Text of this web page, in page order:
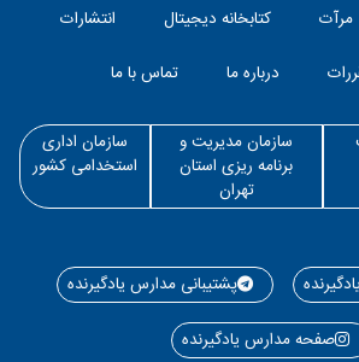
مرآت کتابخانه دیجیتال انتشارات
درباره ما تماس با ما
سازمان مدیریت و
برنامه ریزی استان
تهران
سازمان اداری
استخدامی کشور
پشتیبانی مدارس یادگیرنده
صفحه مدارس یادگیرنده